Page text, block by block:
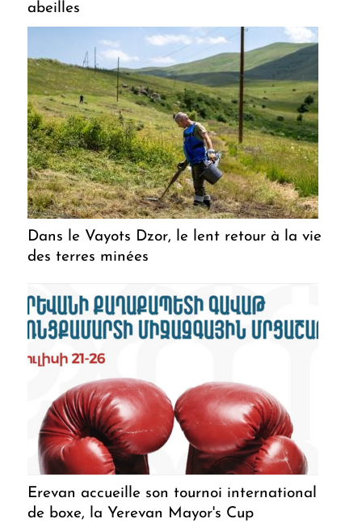
abeilles
Dans le Vayots Dzor, le lent retour à la vie
des terres minées
Erevan accueille son tournoi international
de boxe, la Yerevan Mayor's Cup